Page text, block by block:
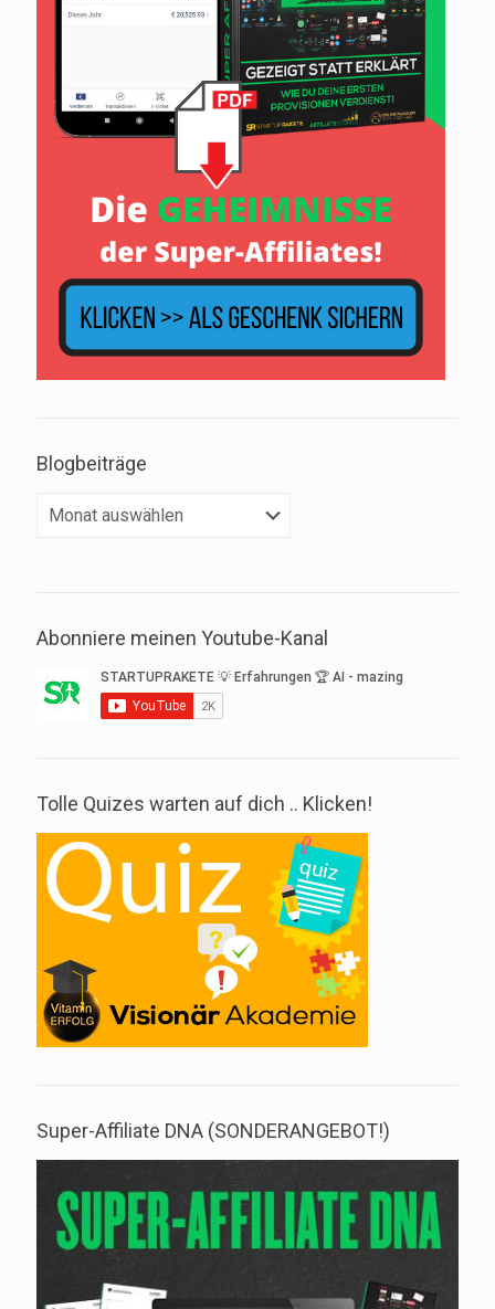
Blogbeiträge
Abonniere meinen Youtube-Kanal
Tolle Quizes warten auf dich .. Klicken!
Super-Affiliate DNA (SONDERANGEBOT!)